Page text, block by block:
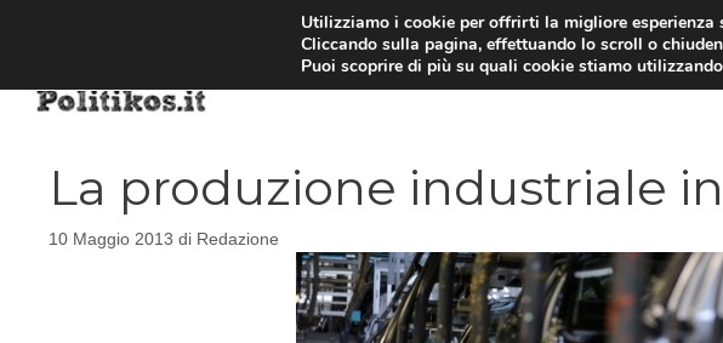
La produzione industriale
10 Maggio 2013 di Redazione
Utilizziamo i cookie per offrirti la migliore esperienza
Cliccando sulla pagina, effettuando lo scroll o
Puoi scoprire di più su quali cookie stiamo